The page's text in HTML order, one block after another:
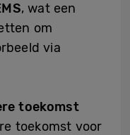
, wat een
om
via
toekomst
toekomst voor